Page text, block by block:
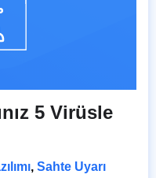
5 Virüsle
, Sahte Uyarı